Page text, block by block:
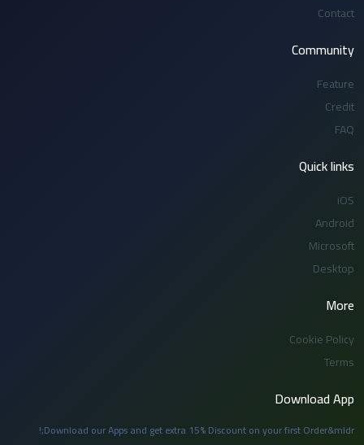
Contact
Community
Feature
Credit
FAQ
Quick links
iOS
Android
Microsoft
Desktop
More
Cookie Policy
Terms
Download App
Download our Apps and get extra 15% Discount on your first Order&mldr;!